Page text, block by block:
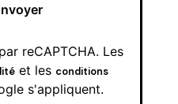
reCAPTCHA. Les
et les conditions
s'appliquent.